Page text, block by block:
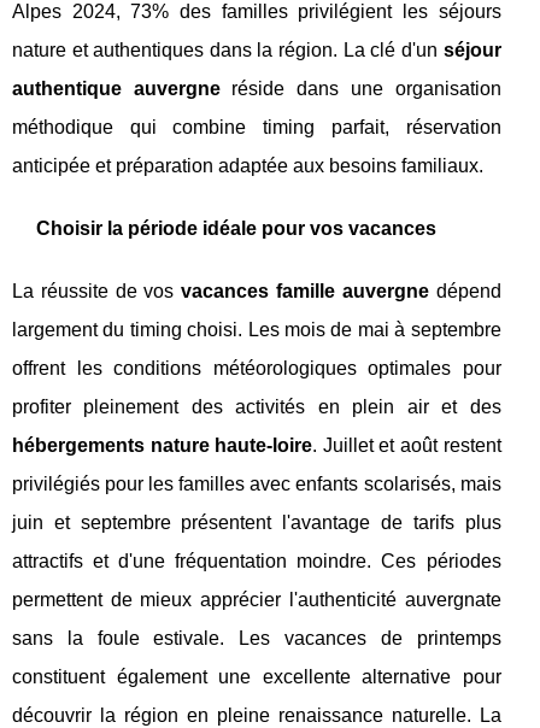
Alpes 2024, 73% des familles privilégient les séjours
nature et authentiques dans la région. La clé d'un séjour
authentique auvergneréside dans une organisation
méthodique qui combine timing parfait, réservation
anticipée et préparation adaptée aux besoins familiaux.
Choisir la période idéale pour vos vacances
La réussite de vosvacances famille auvergnedépend
largement du timing choisi. Les mois de mai à septembre
offrent les conditions météorologiques optimales pour
profiter pleinement des activités en plein air et des
hébergements nature haute-loire. Juillet et août restent
privilégiés pour les familles avec enfants scolarisés, mais
juin et septembre présentent l'avantage de tarifs plus
attractifs et d'une fréquentation moindre. Ces périodes
permettent de mieux apprécier l'authenticité auvergnate
sans la foule estivale. Les vacances de printemps
constituent également une excellente alternative pour
découvrir la région en pleine renaissance naturelle. La